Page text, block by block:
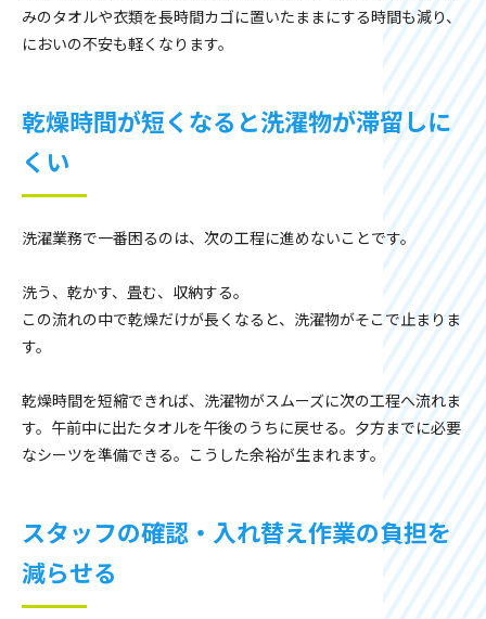
みのタオルや衣類を長時間カゴに置いたままにする時間も減り、
においの不安も軽くなります。
乾燥時間が短くなると洗濯物が滞留しに
くい
洗濯業務で一番困るのは、次の工程に進めないことです。
洗う、乾かす、畳む、収納する。
この流れの中で乾燥だけが長くなると、洗濯物がそこで止まりま
す。
乾燥時間を短縮できれば、洗濯物がスムーズに次の工程へ流れま
す。午前中に出たタオルを午後のうちに戻せる。夕方までに必要
なシーツを準備できる。こうした余裕が生まれます。
スタッフの確認・入れ替え作業の負担を
減らせる